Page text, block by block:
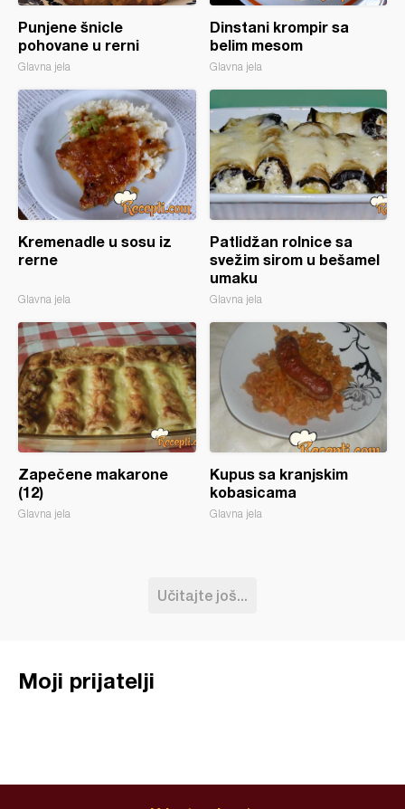
Punjene šnicle
pohovane u rerni
Glavna jela
Dinstani krompir sa
belim mesom
Glavna jela
Kremenadle u sosu iz
rerne
Glavna jela
Patlidžan rolnice sa
svežim sirom u bešamel
umaku
Glavna jela
Zapečene makarone
(12)
Glavna jela
Kupus sa kranjskim
kobasicama
Glavna jela
Učitajte još...
Moji prijatelji